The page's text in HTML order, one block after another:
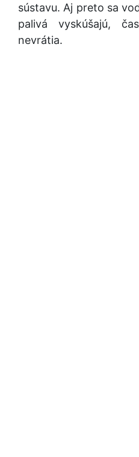
sústavu. Aj preto sa
palivá vyskúšajú,
nevrátia.